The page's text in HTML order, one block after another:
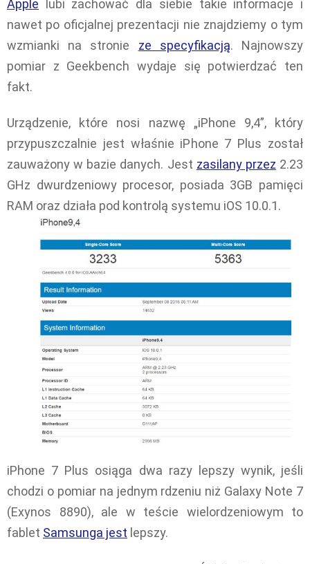
Apple lubi zachować dla siebie takie informacje i
nawet po oficjalnej prezentacji nie znajdziemy o tym
wzmianki na stronie ze specyfikacją. Najnowszy
pomiar z Geekbench wydaje się potwierdzać ten
fakt.
Urządzenie, które nosi nazwę „iPhone 9,4”, który
przypuszczalnie jest właśnie iPhone 7 Plus został
zauważony w bazie danych. Jest zasilany przez 2.23
GHz dwurdzeniowy procesor, posiada 3GB pamięci
RAM oraz działa pod kontrolą systemu iOS 10.0.1.
iPhone 7 Plus osiąga dwa razy lepszy wynik, jeśli
chodzi o pomiar na jednym rdzeniu niż Galaxy Note 7
(Exynos 8890), ale w teście wielordzeniowym to
fablet Samsunga jest lepszy.